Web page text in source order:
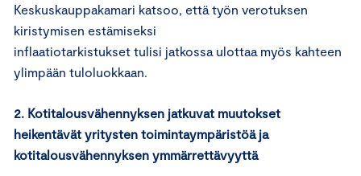
Keskuskauppakamari katsoo, että työn verotuksen
kiristymisen estämiseksi
inflaatiotarkistukset tulisi jatkossa ulottaa myös kahteen
ylimpään tuloluokkaan.
2. Kotitalousvähennyksen jatkuvat muutokset
heikentävät yritysten toimintaympäristöä ja
kotitalousvähennyksen ymmärrettävyyttä